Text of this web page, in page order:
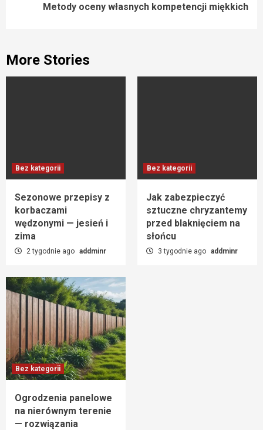
Metody oceny własnych kompetencji miękkich
More Stories
Bez kategorii
Sezonowe przepisy z
korbaczami
wędzonymi — jesień i
zima
2 tygodnie ago addminr
Bez kategorii
Jak zabezpieczyć
sztuczne chryzantemy
przed blaknięciem na
słońcu
3 tygodnie ago addminr
Bez kategorii
Ogrodzenia panelowe
na nierównym terenie
— rozwiązania